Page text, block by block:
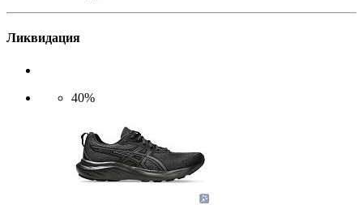
Ликвидация
40%